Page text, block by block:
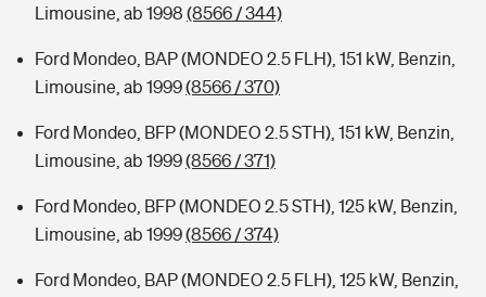
Limousine, ab 1998 (8566 / 344)
Ford Mondeo, BAP (MONDEO 2.5 FLH), 151 kW, Benzin,
Limousine, ab 1999(8566 / 370)
Ford Mondeo, BFP (MONDEO 2.5 STH), 151 kW, Benzin,
Limousine, ab 1999(8566 / 371)
Ford Mondeo, BFP (MONDEO 2.5 STH), 125 kW, Benzin,
Limousine, ab 1999(8566 / 374)
Ford Mondeo, BAP (MONDEO 2.5 FLH), 125 kW, Benzin,